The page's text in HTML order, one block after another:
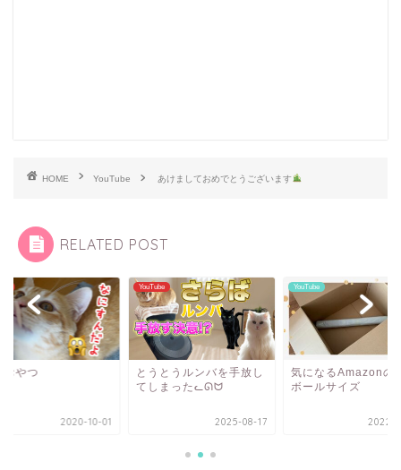
HOME YouTube あけましておめでとうございます
RELATED POST
おやつ
2020-10-01
YouTube
とうとうルンバを手放し
てしまったᓚᘏᗢ
2025-08-17
YouTube
気になるAmazonの
ボールサイズ
2022-